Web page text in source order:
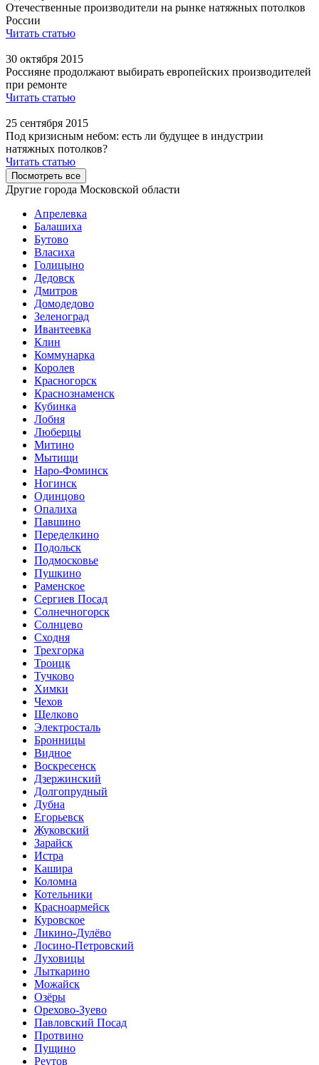
Отечественные производители на рынке натяжных потолков
России
Читать статью
30 октября 2015
Россияне продолжают выбирать европейских производителей
при ремонте
Читать статью
25 сентября 2015
Под кризисным небом: есть ли будущее в индустрии
натяжных потолков?
Читать статью
Посмотреть все
Другие города Московской области
Апрелевка
Балашиха
Бутово
Власиха
Голицыно
Дедовск
Дмитров
Домодедово
Зеленоград
Ивантеевка
Клин
Коммунарка
Королев
Красногорск
Краснознаменск
Кубинка
Лобня
Люберцы
Митино
Мытищи
Наро-Фоминск
Ногинск
Одинцово
Опалиха
Павшино
Переделкино
Подольск
Подмосковье
Пушкино
Раменское
Сергиев Посад
Солнечногорск
Солнцево
Сходня
Трехгорка
Троицк
Тучково
Химки
Чехов
Щелково
Электросталь
Бронницы
Видное
Воскресенск
Дзержинский
Долгопрудный
Дубна
Егорьевск
Жуковский
Зарайск
Истра
Кашира
Коломна
Котельники
Красноармейск
Куровское
Ликино-Дулёво
Лосино-Петровский
Луховицы
Лыткарино
Можайск
Озёры
Орехово-Зуево
Павловский Посад
Протвино
Пущино
Реутов